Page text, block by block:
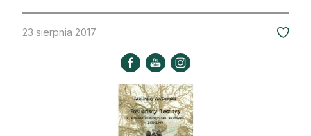
Kultura i historia
Strefa eksperta
23 sierpnia 2017